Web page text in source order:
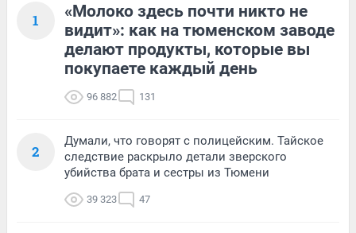
1
«Молоко здесь почти никто не
видит»: как на тюменском заводе
делают продукты, которые вы
покупаете каждый день
96 882 131
2
Думали, что говорят с полицейским. Тайское
следствие раскрыло детали зверского
убийства брата и сестры из Тюмени
39 323 47